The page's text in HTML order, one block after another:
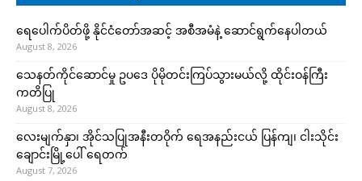
ရေပေါက်ပိတ်ဖို့ နိုင်ငံတော်အဆင့် အစီအမံနဲ့ ဆောင်ရွက်နေပါတယ်
August 8, 2026
သေနတ်ကိုင်ဆောင်မှု ဥပဒေ ပိုမိုတင်းကြပ်သွားမယ်လို့ ထိုင်းဝန်ကြီး
ကတိပြု
August 8, 2026
လေးမျက်နှာ၊ အိုင်သပြုအနီးတဝိုက် ရေအနည်းငယ် ပြန်ကျ၊ ငါးသိုင်း
ချောင်းမြို့ပေါ် ရေတက်
August 7, 2026